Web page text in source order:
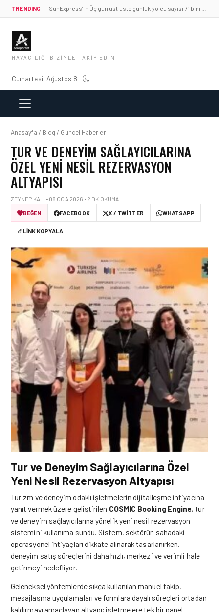
TRENDING
HAVACILIĞI BIZIMLE TAKIP EDIN
Cumartesi, Ağustos 8
Anasayfa / Blog / Güncel Haberler
TUR VE DENEYIM SAĞLAYICILARINA
ÖZEL YENI NESIL REZERVASYON
ALTYAPISI
ZEYNEP KALI • 08 OCA 2026 • 2 DK OKUMA
BEĞEN
FACEBOOK X / TWITTER WHATSAPP
LINK KOPYALA
Tur ve Deneyim Sağlayıcılarına Özel
Yeni Nesil Rezervasyon Altyapısı
Turizm ve deneyim odaklı işletmelerin dijitalleşme ihtiyacına
yanıt vermek üzere geliştirilen COSMIC Booking Engine, tur
ve deneyim sağlayıcılarına yönelik yeni nesil rezervasyon
sistemini kullanıma sundu. Sistem, sektörün sahadaki
operasyonel ihtiyaçları dikkate alınarak tasarlanırken,
deneyim satış süreçlerini daha hızlı, merkezi ve verimli hale
getirmeyi hedefliyor.
Geleneksel yöntemlerde sıkça kullanılan manuel takip,
mesajlaşma uygulamaları ve formlara dayalı süreçleri ortadan
kaldırmayı amaçlayan altyapı; işletmelere tek bir panel